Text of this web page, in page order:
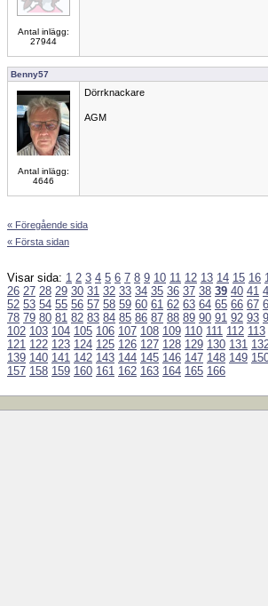
Antal inlägg:
27944
Benny57
Antal inlägg:
4646
Dörrknackare
AGM
« Föregående sida
« Första sidan
Visar sida: 1 2 3 4 5 6 7 8 9 10 11 12 13 14 15 16
26 27 28 29 30 31 32 33 34 35 36 37 38 39 40 41
52 53 54 55 56 57 58 59 60 61 62 63 64 65 66 67
78 79 80 81 82 83 84 85 86 87 88 89 90 91 92 93
102 103 104 105 106 107 108 109 110 111 112 113
121 122 123 124 125 126 127 128 129 130 131
139 140 141 142 143 144 145 146 147 148 149
157 158 159 160 161 162 163 164 165 166